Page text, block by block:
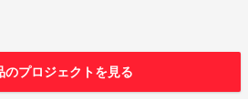
のプロジェクトを見る